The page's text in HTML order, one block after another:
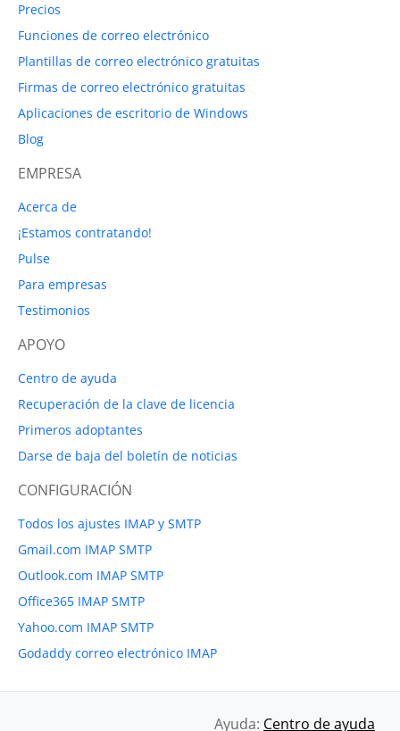
Precios
Funciones de correo electrónico
Plantillas de correo electrónico gratuitas
Firmas de correo electrónico gratuitas
Aplicaciones de escritorio de Windows
Blog
EMPRESA
Acerca de
¡Estamos contratando!
Pulse
Para empresas
Testimonios
APOYO
Centro de ayuda
Recuperación de la clave de licencia
Primeros adoptantes
Darse de baja del boletín de noticias
CONFIGURACIÓN
Todos los ajustes IMAP y SMTP
Gmail.com IMAP SMTP
Outlook.com IMAP SMTP
Office365 IMAP SMTP
Yahoo.com IMAP SMTP
Godaddy correo electrónico IMAP
Ayuda: Centro de ayuda